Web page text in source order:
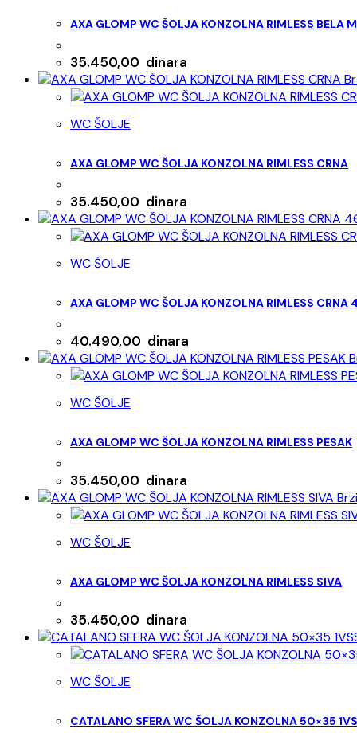
AXA GLOMP WC ŠOLJA KONZOLNA RIMLESS BELA
35.450,00 dinara
WC ŠOLJE
AXA GLOMP WC ŠOLJA KONZOLNA RIMLESS CRNA
35.450,00 dinara
WC ŠOLJE
AXA GLOMP WC ŠOLJA KONZOLNA RIMLESS CRNA
40.490,00 dinara
WC ŠOLJE
AXA GLOMP WC ŠOLJA KONZOLNA RIMLESS PESAK
35.450,00 dinara
WC ŠOLJE
AXA GLOMP WC ŠOLJA KONZOLNA RIMLESS SIVA
35.450,00 dinara
WC ŠOLJE
CATALANO SFERA WC ŠOLJA KONZOLNA 50×35